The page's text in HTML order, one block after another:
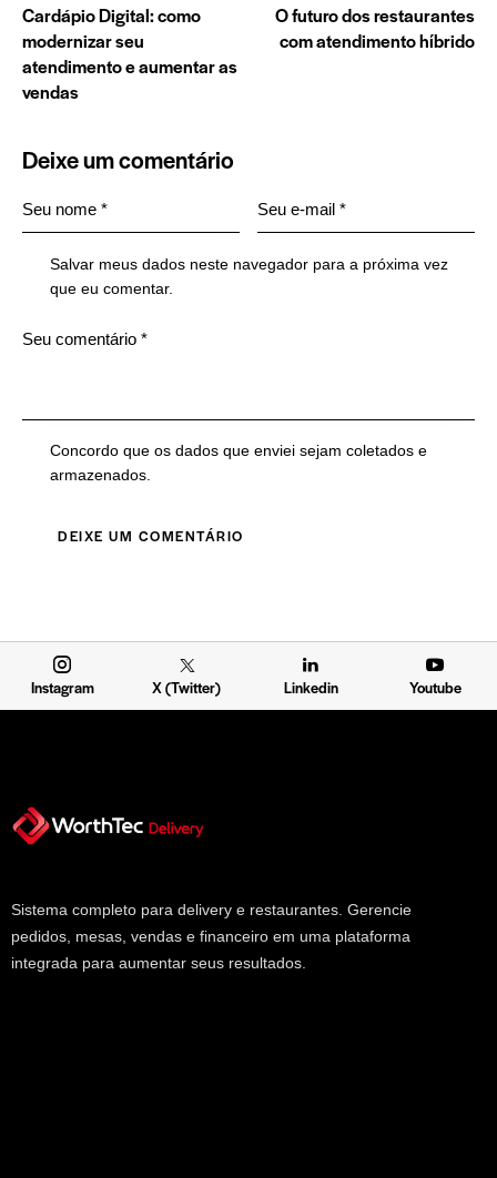
Cardápio Digital: como
modernizar seu
atendimento e aumentar as
vendas
O futuro dos restaurantes
com atendimento híbrido
Deixe um comentário
Salvar meus dados neste navegador para a próxima vez
que eu comentar.
Concordo que os dados que enviei sejam coletados e
armazenados.
Instagram X (Twitter) Linkedin Youtube
Sistema completo para delivery e restaurantes. Gerencie
pedidos, mesas, vendas e financeiro em uma plataforma
integrada para aumentar seus resultados.